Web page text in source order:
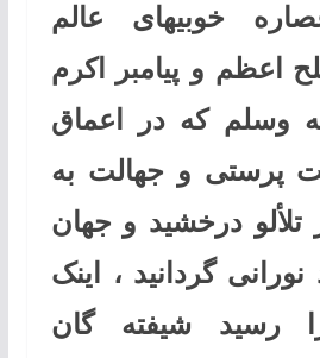
خوبیهای عالم
اعظم و پیامبر اکرم
‌وسلم که در اعماق
پرستی و جهالت به
تلألو درخشید و جهان
نورانی گردانید ، اینک
رسید شیفته گان